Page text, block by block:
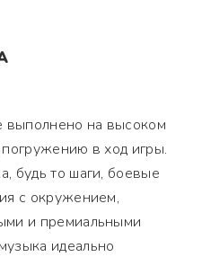
выполнено на высоком
в ход игры.
будь то шаги, боевые
с окружением,
и премиальными
идеально